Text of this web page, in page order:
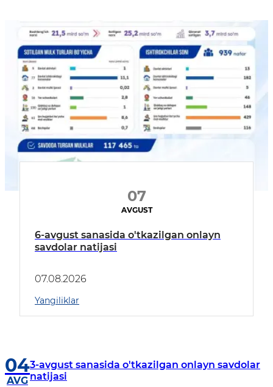
07
AVGUST
6-avgust sanasida o'tkazilgan onlayn
savdolar natijasi
07.08.2026
Yangiliklar
04
AVG
3-avgust sanasida o'tkazilgan onlayn savdolar
natijasi